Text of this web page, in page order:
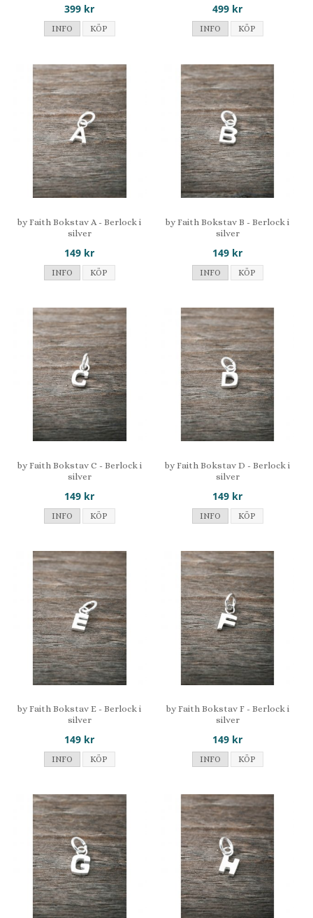
399 kr
INFO KÖP
499 kr
INFO KÖP
by Faith Bokstav A - Berlock i
silver
149 kr
INFO KÖP
by Faith Bokstav B - Berlock i
silver
149 kr
INFO KÖP
by Faith Bokstav C - Berlock i
silver
149 kr
INFO KÖP
by Faith Bokstav D - Berlock i
silver
149 kr
INFO KÖP
by Faith Bokstav E - Berlock i
silver
149 kr
INFO KÖP
by Faith Bokstav F - Berlock i
silver
149 kr
INFO KÖP